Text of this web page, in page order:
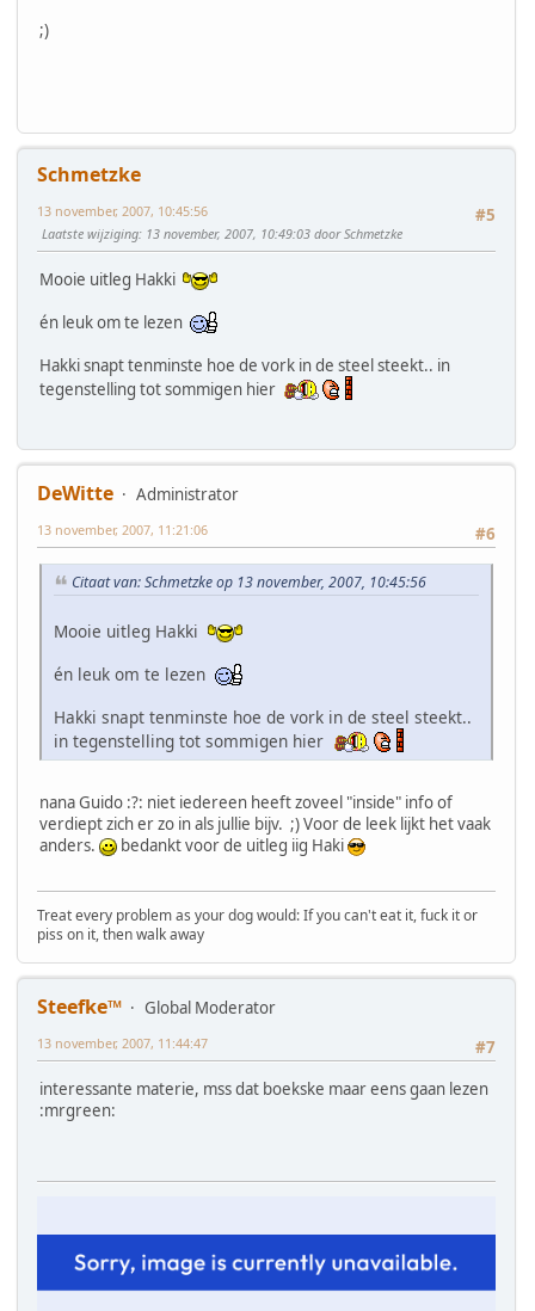
;)
Schmetzke
#5
13 november, 2007, 10:45:56
Laatste wijziging: 13 november, 2007, 10:49:03 door Schmetzke
Mooie uitleg Hakki
én leuk om te lezen
Hakki snapt tenminste hoe de vork in de steel steekt.. in
tegenstelling tot sommigen hier
DeWitte
Administrator
#6
13 november, 2007, 11:21:06
Citaat van: Schmetzke op 13 november, 2007, 10:45:56
Mooie uitleg Hakki
én leuk om te lezen
Hakki snapt tenminste hoe de vork in de steel steekt..
in tegenstelling tot sommigen hier
nana Guido :?: niet iedereen heeft zoveel "inside" info of
verdiept zich er zo in als jullie bijv. ;) Voor de leek lijkt het vaak
anders.
bedankt voor de uitleg iig Haki
Treat every problem as your dog would: If you can't eat it, fuck it or
piss on it, then walk away
Steefke™
Global Moderator
#7
13 november, 2007, 11:44:47
interessante materie, mss dat boekske maar eens gaan lezen
:mrgreen: